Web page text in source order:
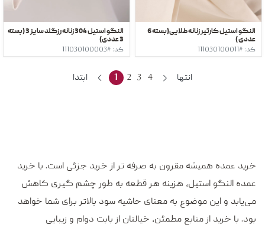
النگو استیل کارتیر زنانه طلایی(بسته 6
عددی )
کد: #111030100011
النگو استیل 304 زنانه رزگلد سایز 3 (بسته
3 عددی)
کد: #111030100003
ابتدا 1 2 3 4 انتها
خرید عمده همیشه مقرون به صرفه تر از خرید جزئی است. با خرید
عمده النگو استیل، هزینه هر قطعه به طور چشم گیری کاهش
می‌یابد و این موضوع به معنای حاشیه سود بالاتر برای شما خواهد
بود. با خرید از منابع مطمئن، خیالتان از بابت دوام و زیبایی